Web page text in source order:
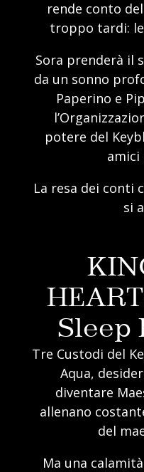
rende conto
troppo tardi:
Sora prenderà il
da un sonno
Paperino e
potere del
amici
La resa dei conti
si
Sleep
Tre Custodi del
Aqua,
diventare
allenano
del
Ma una